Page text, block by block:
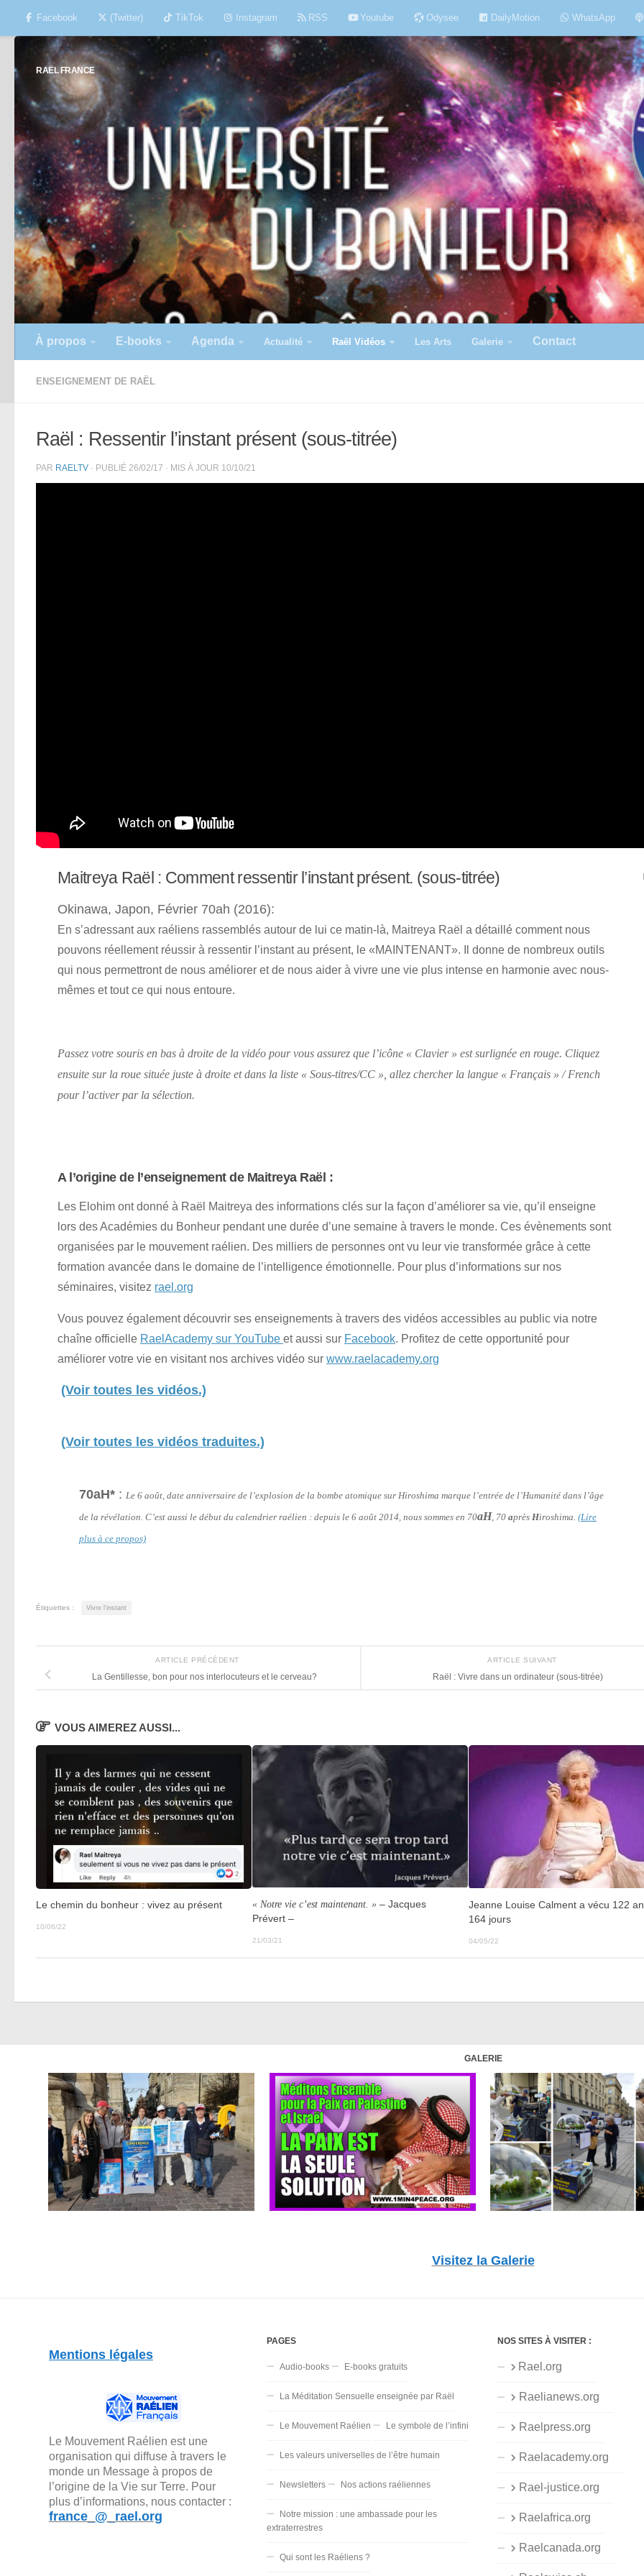
Skip to content
Facebook (Twitter) TikTok Instagram RSS Youtube Odysee DailyMotion WhatsApp
RAËL FRANCE
À propos E-books Agenda Actualité Raël Vidéos Les Arts Galerie Contact
ENSEIGNEMENT DE RAËL
Raël : Ressentir l’instant présent (sous-titrée)
PAR RAELTV · PUBLIÉ 26/02/17 · MIS À JOUR 10/10/21
Maitreya Raël : Comment ressentir l’instant présent. (sous-titrée)
Okinawa, Japon, Février 70ah (2016):
En s’adressant aux raéliens rassemblés autour de lui ce matin-là, Maitreya Raël a détaillé comment nous
pouvons réellement réussir à ressentir l’instant au présent, le «MAINTENANT». Il donne de nombreux outils
qui nous permettront de nous améliorer et de nous aider à vivre une vie plus intense en harmonie avec nous-
mêmes et tout ce qui nous entoure.
Passez votre souris en bas à droite de la vidéo pour vous assurez que l’icône « Clavier » est surlignée en rouge. Cliquez
ensuite sur la roue située juste à droite et dans la liste « Sous-titres/CC », allez chercher la langue « Français » / French
pour l’activer par la sélection.
A l’origine de l’enseignement de Maitreya Raël :
Les Elohim ont donné à Raël Maitreya des informations clés sur la façon d’améliorer sa vie, qu’il enseigne
lors des Académies du Bonheur pendant une durée d’une semaine à travers le monde. Ces évènements sont
organisées par le mouvement raélien. Des milliers de personnes ont vu leur vie transformée grâce à cette
formation avancée dans le domaine de l’intelligence émotionnelle. Pour plus d’informations sur nos
séminaires, visitez rael.org
Vous pouvez également découvrir ses enseignements à travers des vidéos accessibles au public via notre
chaîne officielle RaelAcademy sur YouTube et aussi sur Facebook. Profitez de cette opportunité pour
améliorer votre vie en visitant nos archives vidéo sur www.raelacademy.org
(Voir toutes les vidéos.)
(Voir toutes les vidéos traduites.)
70aH* : Le 6 août, date anniversaire de l’explosion de la bombe atomique sur Hiroshima marque l’entrée de l’Humanité dans l’âge
de la révélation. C’est aussi le début du calendrier raélien : depuis le 6 août 2014, nous sommes en 70aH, 70 après Hiroshima. (Lire
plus à ce propos)
Étiquettes : Vivre l'instant
ARTICLE SUIVANT
Raël : Vivre dans un ordinateur (sous-titrée)
ARTICLE PRÉCÉDENT
La Gentillesse, bon pour nos interlocuteurs et le cerveau?
VOUS AIMEREZ AUSSI...
Le chemin du bonheur : vivez au présent
10/06/22
« Notre vie c’est maintenant. » – Jacques
Prévert –
21/03/21
Jeanne Louise Calment a vécu 122
164 jours
04/05/22
GALERIE
Visitez la Galerie
Mentions légales
Le Mouvement Raélien est une
organisation qui diffuse à travers le
monde un Message à propos de
l’origine de la Vie sur Terre. Pour
plus d’informations, nous contacter :
france_@_rael.org
PAGES
Audio-books E-books gratuits
La Méditation Sensuelle enseignée par Raël
Le Mouvement Raélien Le symbole de l’infini
Les valeurs universelles de l’être humain
Newsletters Nos actions raéliennes
Notre mission : une ambassade pour les
extraterrestres
Qui sont les Raéliens ?
NOS SITES À VISITER :
Rael.org
Raelianews.org
Raelpress.org
Raelacademy.org
Rael-justice.org
Raelafrica.org
Raelcanada.org